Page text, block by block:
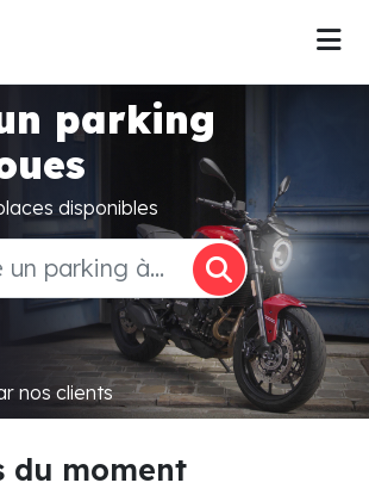
parking
disponibles
nos clients
du moment